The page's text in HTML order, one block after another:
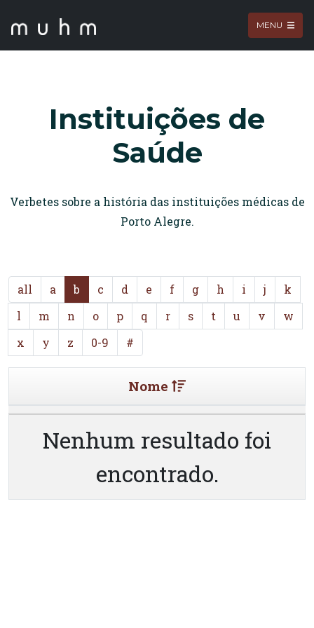
MENU
Instituições de
Saúde
Verbetes sobre a história das instituições médicas de
Porto Alegre.
all a b c d e f g h i j
k
l
m n o p q r s t u v
w
x
y z 0-9 #
Nome
Nenhum resultado foi
encontrado.